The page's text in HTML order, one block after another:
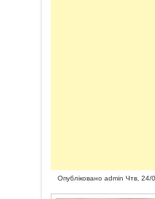
Опублікованоadmin Чтв, 24/